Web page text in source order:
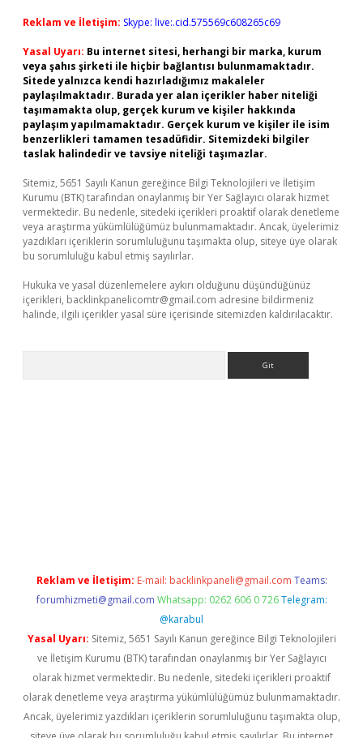
Reklam ve İletişim: Skype: live:.cid.575569c608265c69
Yasal Uyarı: Bu internet sitesi, herhangi bir marka, kurum
veya şahıs şirketi ile hiçbir bağlantısı bulunmamaktadır.
Sitede yalnızca kendi hazırladığımız makaleler
paylaşılmaktadır. Burada yer alan içerikler haber niteliği
taşımamakta olup, gerçek kurum ve kişiler hakkında
paylaşım yapılmamaktadır. Gerçek kurum ve kişiler ile isim
benzerlikleri tamamen tesadüfidir. Sitemizdeki bilgiler
taslak halindedir ve tavsiye niteliği taşımazlar.
Sitemiz, 5651 Sayılı Kanun gereğince Bilgi Teknolojileri ve İletişim
Kurumu (BTK) tarafından onaylanmış bir Yer Sağlayıcı olarak hizmet
vermektedir. Bu nedenle, sitedeki içerikleri proaktif olarak denetleme
veya araştırma yükümlülüğümüz bulunmamaktadır. Ancak, üyelerimiz
yazdıkları içeriklerin sorumluluğunu taşımakta olup, siteye üye olarak
bu sorumluluğu kabul etmiş sayılırlar.
Hukuka ve yasal düzenlemelere aykırı olduğunu düşündüğünüz
içerikleri, backlinkpanelicomtr@gmail.com adresine bildirmeniz
halinde, ilgili içerikler yasal süre içerisinde sitemizden kaldırılacaktır.
Reklam ve İletişim: E-mail: backlinkpaneli@gmail.com Teams:
forumhizmeti@gmail.com Whatsapp: 0262 606 0 726 Telegram:
@karabul
Yasal Uyarı: Sitemiz, 5651 Sayılı Kanun gereğince Bilgi Teknolojileri
ve İletişim Kurumu (BTK) tarafından onaylanmış bir Yer Sağlayıcı
olarak hizmet vermektedir. Bu nedenle, sitedeki içerikleri proaktif
olarak denetleme veya araştırma yükümlülüğümüz bulunmamaktadır.
Ancak, üyelerimiz yazdıkları içeriklerin sorumluluğunu taşımakta olup,